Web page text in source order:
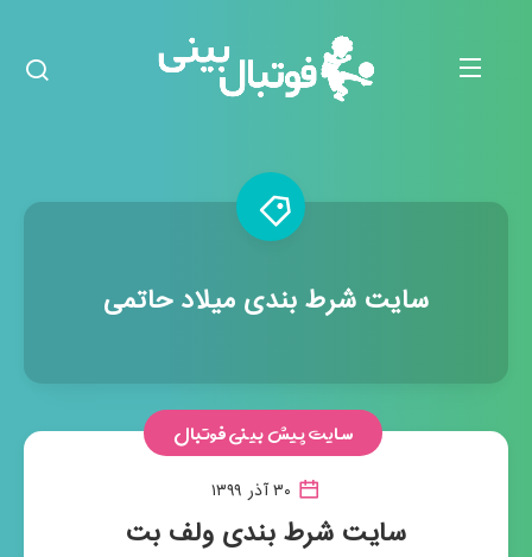
سایت شرط بندی میلاد حاتمی
سایت پیش بینی فوتبال
سایت شرط بندی ولف بت